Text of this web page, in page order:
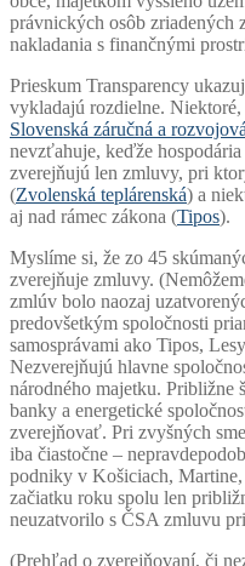
právnických osôb zriadených
nakladania s finančnými
Prieskum Transparency
vykladajú rozdielne. Niektoré,
Slovenská záručná a
nevzťahuje, keďže
zverejňujú len zmluvy, pri
(Zvolenská teplárenská) a
aj nad rámec zákona (Tipos).
Myslíme si, že zo 45
zverejňuje zmluvy.
zmlúv bolo naozaj
predovšetkým spoločnosti
samosprávami ako Tipos,
Nezverejňujú hlavne
národného majetku. Približne
banky a energetické
zverejňovať. Pri zvyšných
iba čiastočne –
podniky v Košiciach,
začiatku roku spolu len
neuzatvorilo s ČSA zmluvu
(Prehľad o zverejňovaní, či